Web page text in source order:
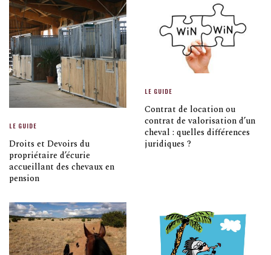
LE GUIDE
Droits et Devoirs du
propriétaire d’écurie
accueillant des chevaux en
pension
LE GUIDE
Contrat de location ou
contrat de valorisation d’un
cheval : quelles différences
juridiques ?